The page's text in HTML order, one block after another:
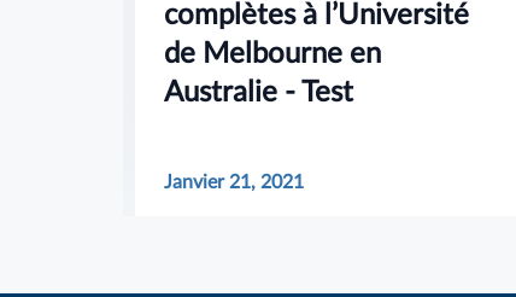
complètes à l’Université
de Melbourne en
Australie - Test
Janvier 21, 2021